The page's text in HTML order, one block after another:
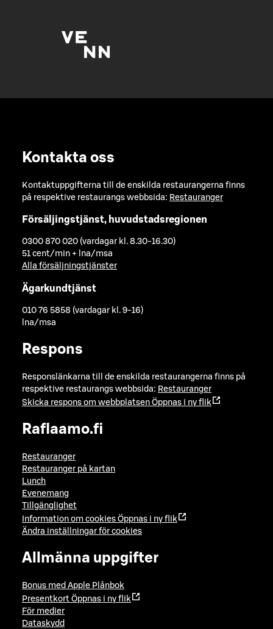
Kontakta oss
Kontaktuppgifterna till de enskilda restaurangerna finns
på respektive restaurangs webbsida: Restauranger
Försäljingstjänst, huvudstadsregionen
0300 870 020 (vardagar kl. 8.30-16.30)
51 cent/min + lna/msa
Alla försäljningstjänster
Ägarkundtjänst
010 76 5858 (vardagar kl. 9-16)
lna/msa
Respons
Responslänkarna till de enskilda restaurangerna finns på
respektive restaurangs webbsida: Restauranger
Skicka respons om webbplatsen Öppnas i ny flik
Raflaamo.fi
Restauranger
Restauranger på kartan
Lunch
Evenemang
Tillgänglighet
Information om cookies Öppnas i ny flik
Ändra inställningar för cookies
Allmänna uppgifter
Bonus med Apple Plånbok
Presentkort Öppnas i ny flik
För medier
Dataskydd